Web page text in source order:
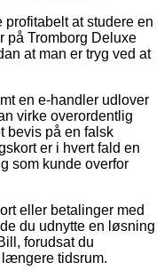
at studere en
på Tromborg Deluxe
at man er tryg ved at
en e-handler udlover
virke overordentlig
bevis på en falsk
er i hvert fald en
som kunde overfor
eller betalinger med
du udnytte en løsning
forudsat du
tidsrum.